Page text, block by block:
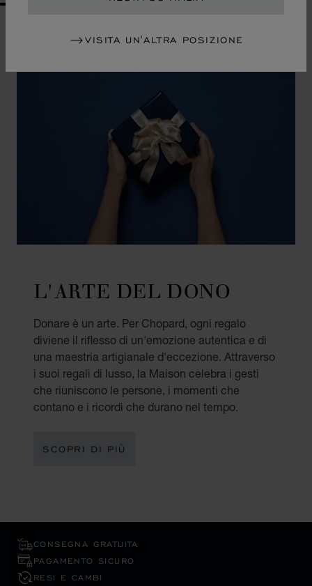
VISITA UN'ALTRA POSIZIONE
L'ARTE DEL DONO
Donare è un arte. Per Chopard, ogni regalo
diviene il riflesso di un'emozione autentica e di
una maestria artigianale d'eccezione. Attraverso
i suoi regali di lusso, la Maison celebra i gesti
che riuniscono le persone, i momenti che
contano e i ricordi che durano nel tempo.
SCOPRI DI PIÙ
CONSEGNA GRATUITA
PAGAMENTO SICURO
RESI E CAMBI